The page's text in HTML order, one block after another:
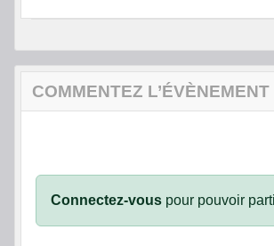
COMMENTEZ L’ÉVÈNEMENT
Connectez-vous pour pouvoir